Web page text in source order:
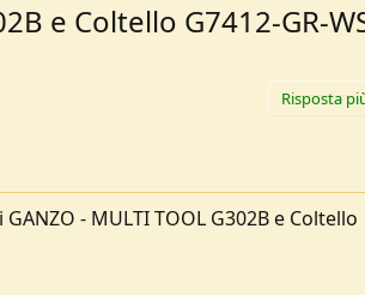
e Coltello G7412-GR-
Risposta
- MULTI TOOL G302B e Coltello